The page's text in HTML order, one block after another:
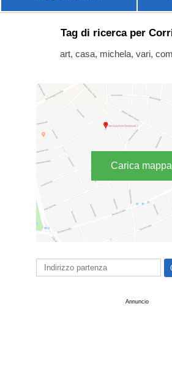
Tag di ricerca per
art, casa, michela, vari,
Carica mappa
Annuncio